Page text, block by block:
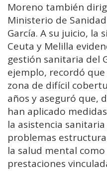
Moreno también
Ministerio de
García. A su juicio, la
Ceuta y Melilla
gestión sanitaria del
ejemplo, recordó
zona de difícil
años y aseguró que,
han aplicado
la asistencia
problemas
la salud mental
prestaciones